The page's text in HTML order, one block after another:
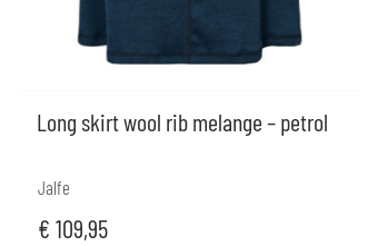
Long skirt wool rib melange – petrol
Jalfe
€ 109,95